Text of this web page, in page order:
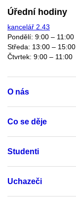
Úřední hodiny
kancelář 2.43
Pondělí: 9:00 – 11:00
Středa: 13:00 – 15:00
Čtvrtek: 9:00 – 11:00
O nás
Co se děje
Studenti
Uchazeči